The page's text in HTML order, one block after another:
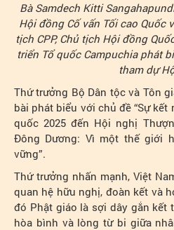
Bà Samdech Kitti
Hội đồng Cố vấn Tối cao Quốc
tịch CPP, Chủ tịch Hội đồng
triển Tổ quốc Campuchia phát
tham dự
Thứ trưởng Bộ Dân tộc và Tôn
bài phát biểu với chủ đề “Sự
quốc 2025 đến Hội nghị
Đông Dương: Vì một thế giới
vững”.
Thứ trưởng nhấn mạnh, Việt
quan hệ hữu nghị, đoàn kết và
đó Phật giáo là sợi dây gắn kết
hòa bình và lòng từ bi giữa